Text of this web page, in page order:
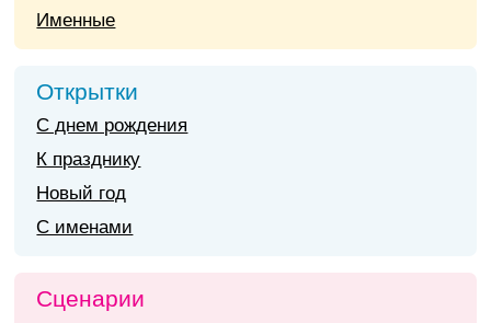
Именные
Открытки
С днем рождения
К празднику
Новый год
С именами
Сценарии